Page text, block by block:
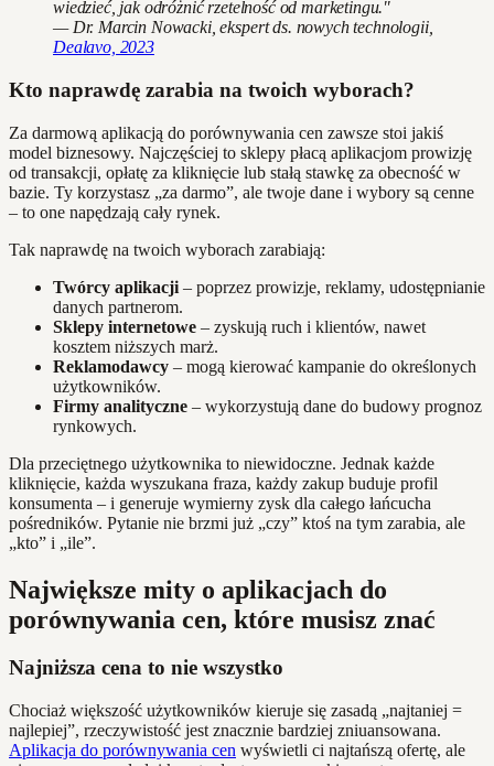
wiedzieć, jak odróżnić rzetelność od marketingu."
— Dr. Marcin Nowacki, ekspert ds. nowych technologii,
Dealavo, 2023
Kto naprawdę zarabia na twoich wyborach?
Za darmową aplikacją do porównywania cen zawsze stoi jakiś
model biznesowy. Najczęściej to sklepy płacą aplikacjom prowizję
od transakcji, opłatę za kliknięcie lub stałą stawkę za obecność w
bazie. Ty korzystasz „za darmo”, ale twoje dane i wybory są cenne
– to one napędzają cały rynek.
Tak naprawdę na twoich wyborach zarabiają:
Twórcy aplikacji – poprzez prowizje, reklamy, udostępnianie
danych partnerom.
Sklepy internetowe – zyskują ruch i klientów, nawet
kosztem niższych marż.
Reklamodawcy – mogą kierować kampanie do określonych
użytkowników.
Firmy analityczne – wykorzystują dane do budowy prognoz
rynkowych.
Dla przeciętnego użytkownika to niewidoczne. Jednak każde
kliknięcie, każda wyszukana fraza, każdy zakup buduje profil
konsumenta – i generuje wymierny zysk dla całego łańcucha
pośredników. Pytanie nie brzmi już „czy” ktoś na tym zarabia, ale
„kto” i „ile”.
Największe mity o aplikacjach do
porównywania cen, które musisz znać
Najniższa cena to nie wszystko
Chociaż większość użytkowników kieruje się zasadą „najtaniej =
najlepiej”, rzeczywistość jest znacznie bardziej zniuansowana.
Aplikacja do porównywania cen wyświetli ci najtańszą ofertę, ale